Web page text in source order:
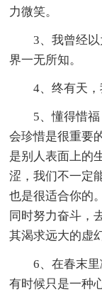
力微笑。
3、我曾经
界一无所知。
4、终有天，
5、懂得惜
会珍惜是很重要
是别人表面上的
涩，我们不一定
也是很适合你的
同时努力奋斗，
其渴求远大的虚
6、在春末
有时候只是一种